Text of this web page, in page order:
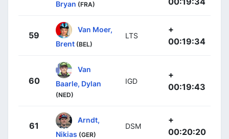
Bryan (FRA)
59
Van Moer,
Brent (BEL)
LTS
+
00:19:34
60
Van
Baarle, Dylan
(NED)
IGD
+
00:19:43
61
Arndt,
Nikias (GER)
DSM
+
00:20:20